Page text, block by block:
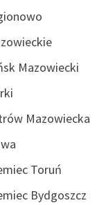
Mazowiecki
Mazowiecka
Toruń
Bydgoszcz